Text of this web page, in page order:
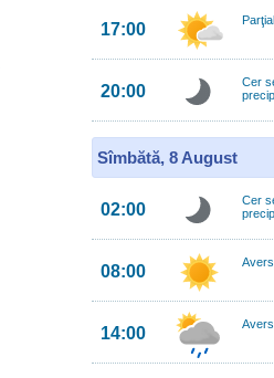
17:00
20:00
Cer
Sîmbătă, 8 August
02:00
Cer
08:00
14:00